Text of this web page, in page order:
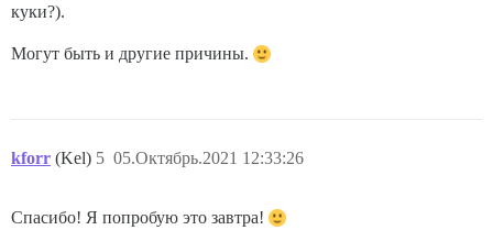
куки?).
Могут быть и другие причины.
kforr (Kel) 05.Октябрь.2021 12:33:26
5
Спасибо! Я попробую это завтра!